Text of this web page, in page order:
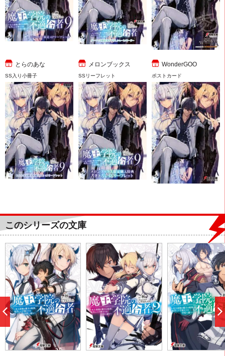
とらのあな
SS入り小冊子
メロンブックス
SSリーフレット
WonderGOO
ポストカード
このシリーズの文庫
前
へ